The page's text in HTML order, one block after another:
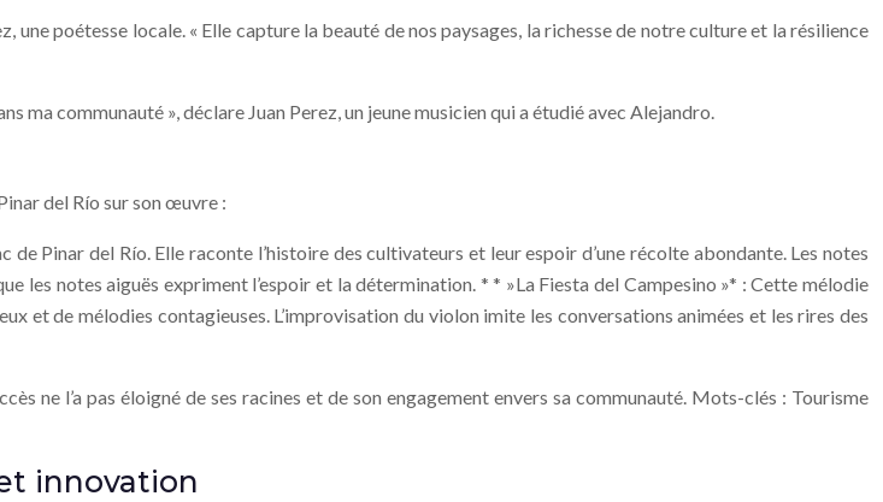
une poétesse locale. « Elle capture la beauté de nos paysages, la richesse de notre culture et la résilience
ma communauté », déclare Juan Perez, un jeune musicien qui a étudié avec Alejandro.
del Río sur son œuvre :
Pinar del Río. Elle raconte l’histoire des cultivateurs et leur espoir d’une récolte abondante. Les notes
notes aiguës expriment l’espoir et la détermination. * * »La Fiesta del Campesino »* : Cette mélodie
et de mélodies contagieuses. L’improvisation du violon imite les conversations animées et les rires des
ne l’a pas éloigné de ses racines et de son engagement envers sa communauté. Mots-clés : Tourisme
innovation